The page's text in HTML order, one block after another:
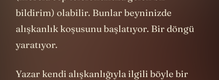
bildirim) olabilir. Bunlar beyninizde
alışkanlık koşusunu başlatıyor. Bir döngü
yaratıyor.
Yazar kendi alışkanlığıyla ilgili böyle bir